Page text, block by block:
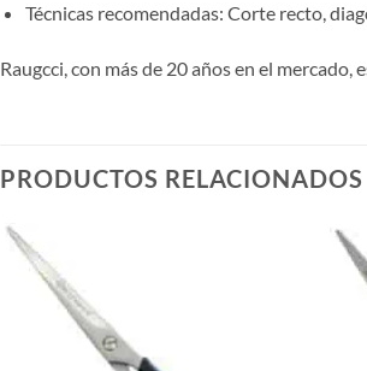
Técnicas recomendadas: Corte recto,
Raugcci, con más de 20 años en el
PRODUCTOS RELACIONADOS